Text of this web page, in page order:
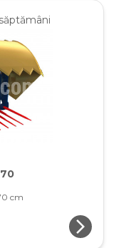
cm
arrow_forward_ios